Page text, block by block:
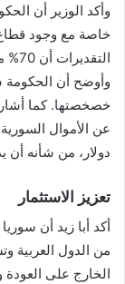
وأكد الوزير أن
خاصة مع وجود
وأوضح أن الحكومة
خصخصتها. كما أشار
دولار، من شأنه أن
تعزيز الاستثمار
أكد أبا زيد أن
من الدول العربية
الخارج على العودة